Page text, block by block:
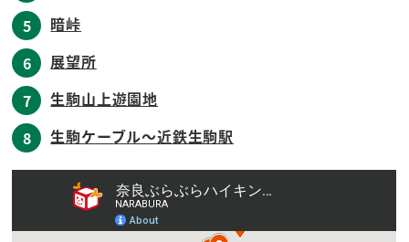
5
暗峠
6
展望所
7
生駒山上遊園地
8
生駒ケーブル～近鉄生駒駅